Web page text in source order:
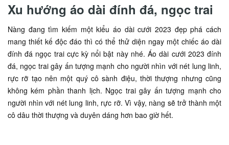
Xu hướng áo dài đính đá, ngọc trai
Nàng đang tìm kiếm một kiểu áo dài cưới 2023 đẹp phá cách
mang thiết kế độc đáo thì có thể thử diện ngay một chiếc áo dài
đính đá ngọc trai cực kỳ nổi bật này nhé. Áo dài cưới 2023 đính
đá, ngọc trai gây ấn tượng mạnh cho người nhìn với nét lung linh,
rực rỡ tạo nên một quý cô sành điệu, thời thượng nhưng cũng
không kém phần thanh lịch. Ngọc trai gây ấn tượng mạnh cho
người nhìn với nét lung linh, rực rỡ. Vì vậy, nàng sẽ trở thành một
cô dâu thời thượng và duyên dáng hơn bao giờ hết.